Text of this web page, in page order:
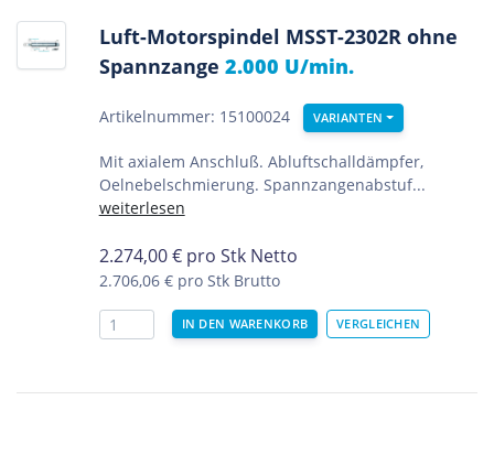
Luft-Motorspindel MSST-2302R ohne
Spannzange 2.000 U/min.
Artikelnummer: 15100024 VARIANTEN
Mit axialem Anschluß. Abluftschalldämpfer,
Oelnebelschmierung. Spannzangenabstuf...
weiterlesen
2.274,00€ pro Stk Netto
2.706,06 € pro Stk Brutto